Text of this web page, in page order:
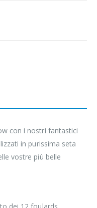
con i nostri fantastici
in purissima seta
vostre più belle
dei 12 foulards